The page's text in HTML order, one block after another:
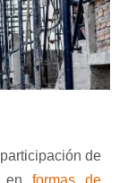
de
en formas de